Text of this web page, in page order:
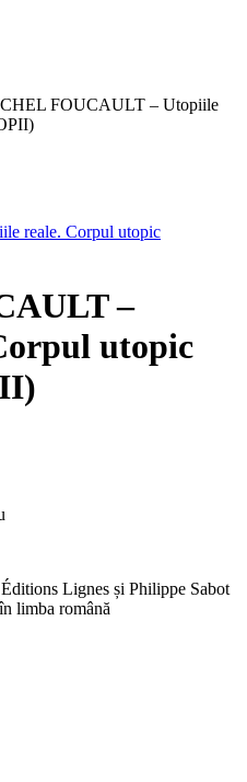
FOUCAULT – Utopiile
–
utopic
Lignes și Philippe Sabot
limba română